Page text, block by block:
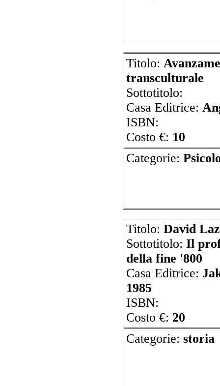
Titolo:
transculturale
Sottotitolo:
Casa Editrice:
ISBN:
Costo €: 10
Categorie:
Titolo:David
Sottotitolo:Il
della fine '800
Casa Editrice:
1985
ISBN:
Costo €: 20
Categorie: